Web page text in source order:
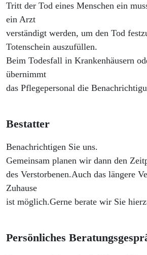
Tritt der Tod eines Menschen ein
ein Arzt
verständigt werden, um den Tod
Totenschein auszufüllen.
Beim Todesfall in Krankenhäusern
übernimmt
das Pflegepersonal die
Bestatter
Benachrichtigen Sie uns.
Gemeinsam planen wir dann den
des Verstorbenen.Auch das längere
Zuhause
ist möglich.Gerne berate wir Sie
Persönliches